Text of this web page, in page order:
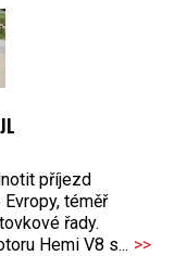
příjezd
téměř
řady.
Hemi V8 s... >>